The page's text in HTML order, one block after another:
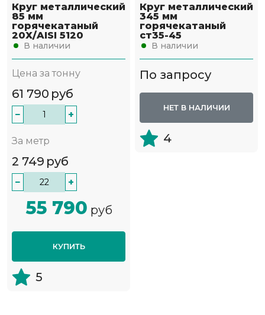
Круг металлический
85 мм
горячекатаный
20Х/AISI 5120
В наличии
Цена за тонну
61 790 руб
− +
За метр
2 749 руб
− +
55 790 руб
КУПИТЬ
5
Круг металлический
345 мм
горячекатаный
ст35-45
В наличии
По запросу
НЕТ В НАЛИЧИИ
4